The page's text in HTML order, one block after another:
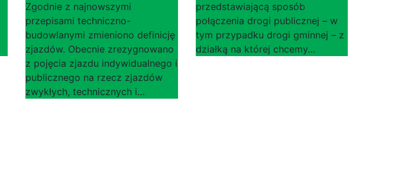
Zgodnie z najnowszymi
przepisami techniczno-
budowlanymi zmieniono definicję
zjazdów. Obecnie zrezygnowano
z pojęcia zjazdu indywidualnego i
publicznego na rzecz zjazdów
zwykłych, technicznych i…
przedstawiającą sposób
połączenia drogi publicznej – w
tym przypadku drogi gminnej – z
działką na której chcemy…